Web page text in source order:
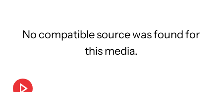
No compatible source was found for
this media.